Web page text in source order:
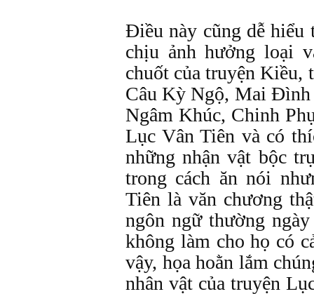
Điều này cũng dễ hiểu
chịu ảnh hưởng loại
chuốt của truyện Kiều,
Câu Kỳ Ngộ, Mai Đình
Ngâm Khúc, Chinh
Lục Vân Tiên và có
những nhận vật bộc
trong cách ăn nói
Tiên là văn chương
ngôn ngữ thường
không làm cho họ có
vậy, họa hoằn lắm
nhân vật của truyện